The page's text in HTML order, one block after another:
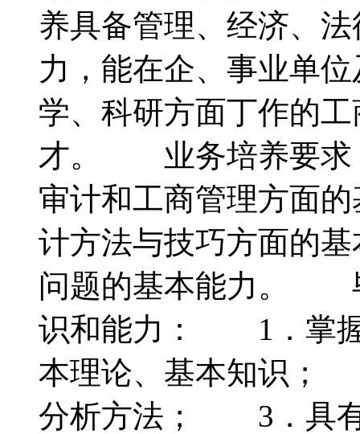
养具备管理、经济、
力，能在企、事业单
学、科研方面丁作的
才。 业务培养要求
审计和工商管理方面
计方法与技巧方面的
问题的基本能力。
识和能力： 1．掌握
本理论、基本知识；
分析方法； 3．具有